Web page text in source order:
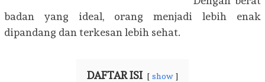
badan yang ideal, orang menjadi lebih enak
dipandang dan terkesan lebih sehat.
DAFTAR ISI show